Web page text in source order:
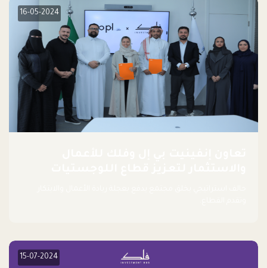
والترفيه التعليمي
16-05-2024
15-07-2024